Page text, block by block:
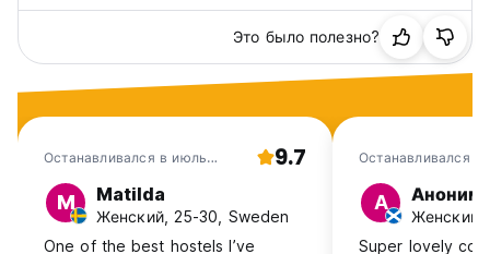
Это было полезно?
Останавливался в июль
9.7
M Matilda
Женский, 25-30, Sweden
One of the best hostels I’ve
Останавливался в
А
Женский,
Super lovely